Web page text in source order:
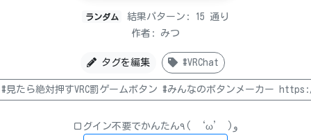
ランダム
結果パターン: 15 通り
作者: みつ
タグを編集 #VRChat
見たら絶対押すVRC罰ゲームボタン #みんなのボタンメーカー
ログイン不要でかんたん٩( ‘ω’ )و